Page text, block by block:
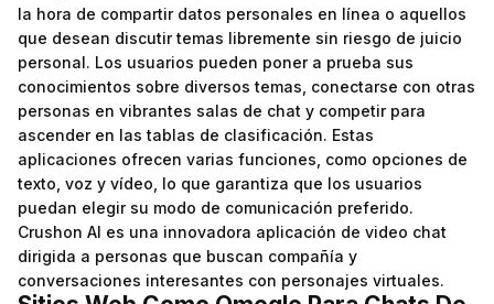
la hora de compartir datos personales en línea o aquellos
que desean discutir temas libremente sin riesgo de juicio
personal. Los usuarios pueden poner a prueba sus
conocimientos sobre diversos temas, conectarse con otras
personas en vibrantes salas de chat y competir para
ascender en las tablas de clasificación. Estas
aplicaciones ofrecen varias funciones, como opciones de
texto, voz y vídeo, lo que garantiza que los usuarios
puedan elegir su modo de comunicación preferido.
Crushon AI es una innovadora aplicación de video chat
dirigida a personas que buscan compañía y
conversaciones interesantes con personajes virtuales.